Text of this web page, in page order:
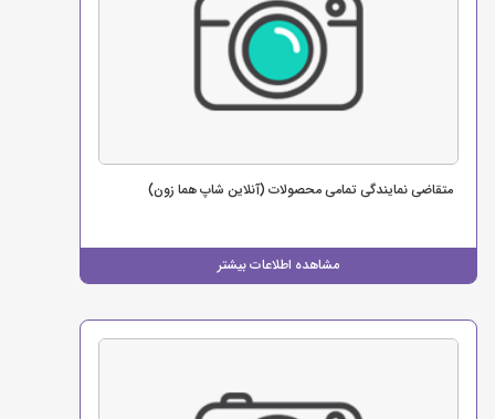
مشاهده اطلاعات بیشتر
متقاضی نمایندگی تمامی محصولات (آنلاین شاپ هما زون)